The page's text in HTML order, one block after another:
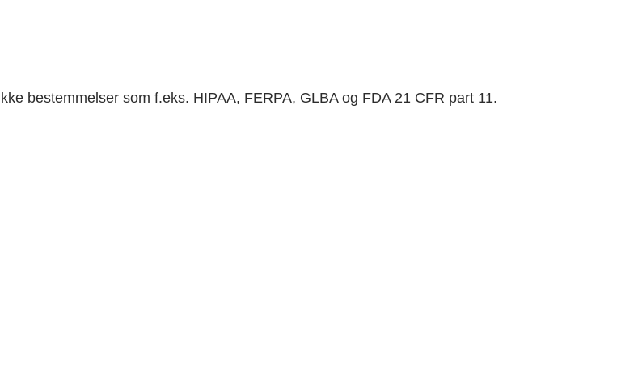
bestemmelser som f.eks. HIPAA, FERPA, GLBA og FDA 21 CFR part 11.